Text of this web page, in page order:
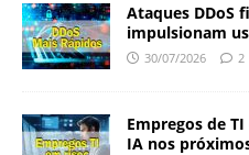
Ataques DDoS
impulsionam
30/07/2026 2
Empregos de
IA nos